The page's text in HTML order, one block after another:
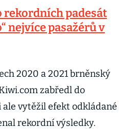
padesát
nejvíce pasažérů v
2020 a 2021 brněnský
zabředl do
vytěžil efekt odkládané
rekordní výsledky.